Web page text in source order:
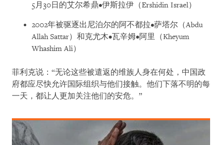
5月 30日的艾尔希鼎•伊斯拉伊（Ershidin Israel）
2002年被驱逐出尼泊尔的阿不都拉•萨塔尔（Abdu
Allah Sattar）和克尤木•瓦辛姆•阿里（Kheyum
Whashim Ali）
菲利克说：“无论这些被遣返的维族人身在何处，中国政
府都应尽快允许国际组织与他们接触。他们下落不明的每
一天，都让人更加关注他们的安危。”